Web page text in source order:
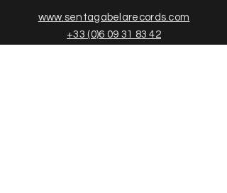
www.sentagabelarecords.com
+33 (0)6 09 31 83 42